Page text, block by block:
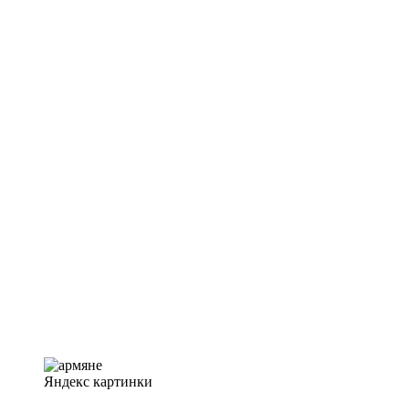
Яндекс картинки